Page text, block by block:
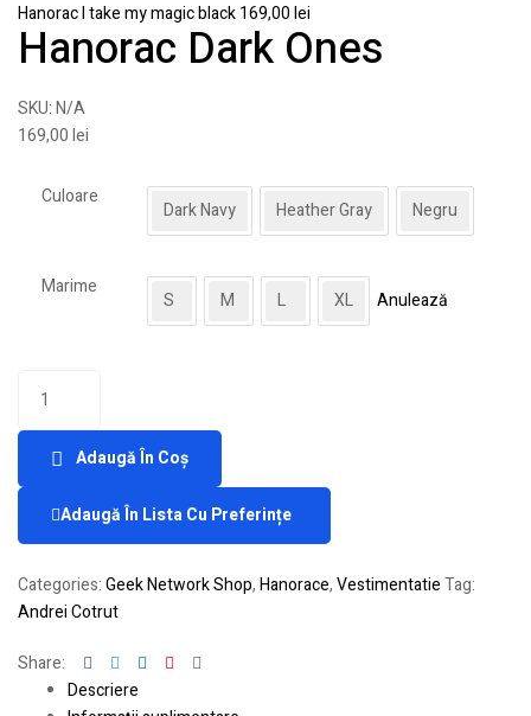
Hanorac I take my magic black169,00lei
Hanorac Dark Ones
SKU:N/A
169,00lei
Culoare
Dark Navy Heather Gray Negru
Marime
S M L XL Anulează
Adaugă În Coș
Adaugă În Lista Cu Preferințe
Categories:Geek Network Shop,Hanorace,VestimentatieTag:
Andrei Cotrut
Share: FacebookTwitterLinkedinPinterest
Descriere